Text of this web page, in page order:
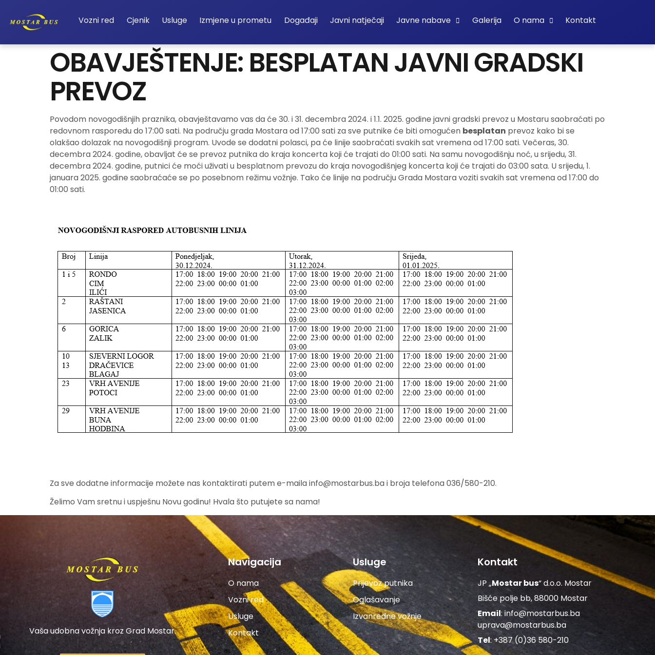
Vozni red Cjenik Usluge Izmjene u prometu Događaji Javni natječaji Javne nabave Galerija O nama Kontakt
OBAVJEŠTENJE: BESPLATAN JAVNI GRADSKI
PREVOZ
Povodom novogodišnjih praznika, obavještavamo vas da će 30. i 31. decembra 2024. i 1.1. 2025. godine javni gradski prevoz u Mostaru saobraćati po
redovnom rasporedu do 17:00 sati. Na području grada Mostara od 17:00 sati za sve putnike će biti omogućen besplatan prevoz kako bi se
olakšao dolazak na novogodišnji program. Uvode se dodatni polasci, pa će linije saobraćati svakih sat vremena od 17:00 sati. Večeras, 30.
decembra 2024. godine, obavljat će se prevoz putnika do kraja koncerta koji će trajati do 01:00 sati. Na samu novogodišnju noć, u srijedu, 31.
decembra 2024. godine, putnici će moći uživati u besplatnom prevozu do kraja novogodišnjeg koncerta koji će trajati do 03:00 sata. U srijedu, 1.
januara 2025. godine saobraćaće se po posebnom režimu vožnje. Tako će linije na području Grada Mostara voziti svakih sat vremena od 17:00 do
01:00 sati.
Za sve dodatne informacije možete nas kontaktirati putem e-mailainfo@mostarbus.bai broja telefona 036/580-210.
Želimo Vam sretnu i uspješnu Novu godinu! Hvala što putujete sa nama!
Vaša udobna vožnja kroz Grad Mostar.
Navigacija
O nama
Vozni red
Usluge
Kontakt
Usluge
Prijevoz putnika
Oglašavanje
Izvanredne vožnje
Kontakt
JP „Mostar bus“ d.o.o. Mostar
Bišće polje bb, 88000 Mostar
Email: info@mostarbus.ba
uprava@mostarbus.ba
Tel: +387 (0)36 580-210